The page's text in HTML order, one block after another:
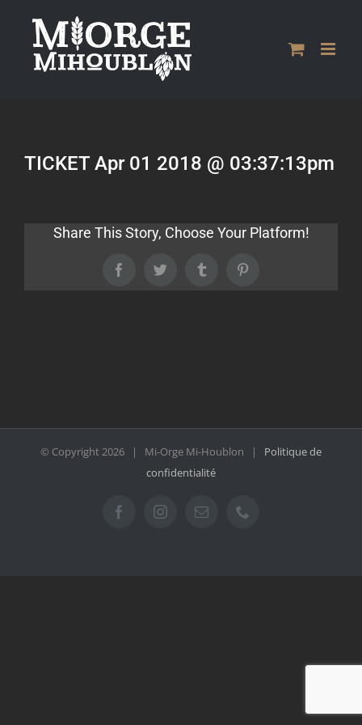
contenu
TICKET Apr 01 2018 @ 03:37:13pm
Share This Story, Choose Your Platform!
FacebookTwitter Tumblr
© Copyright2026 | Mi-Orge Mi-Houblon | Politique de
confidentialité
FacebookInstagramEmail